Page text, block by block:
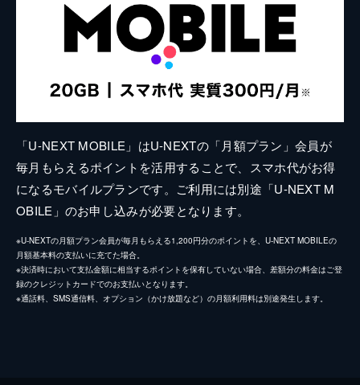
「U-NEXT MOBILE」はU-NEXTの「月額プラン」会員が
毎月もらえるポイントを活用することで、スマホ代がお得
になるモバイルプランです。ご利用には別途「U-NEXT M
OBILE」のお申し込みが必要となります。
※U-NEXTの月額プラン会員が毎月もらえる1,200円分のポイントを、U-NEXT MOBILEの
月額基本料の支払いに充てた場合。
※決済時において支払金額に相当するポイントを保有していない場合、差額分の料金はご登
録のクレジットカードでのお支払いとなります。
※通話料、SMS通信料、オプション（かけ放題など）の月額利用料は別途発生します。